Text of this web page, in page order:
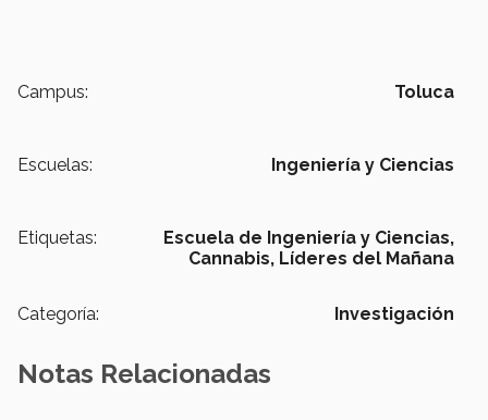
Campus: Toluca
Escuelas: Ingeniería y Ciencias
Etiquetas:
Escuela de Ingeniería y Ciencias,
Cannabis, Líderes del Mañana
Categoría: Investigación
Notas Relacionadas